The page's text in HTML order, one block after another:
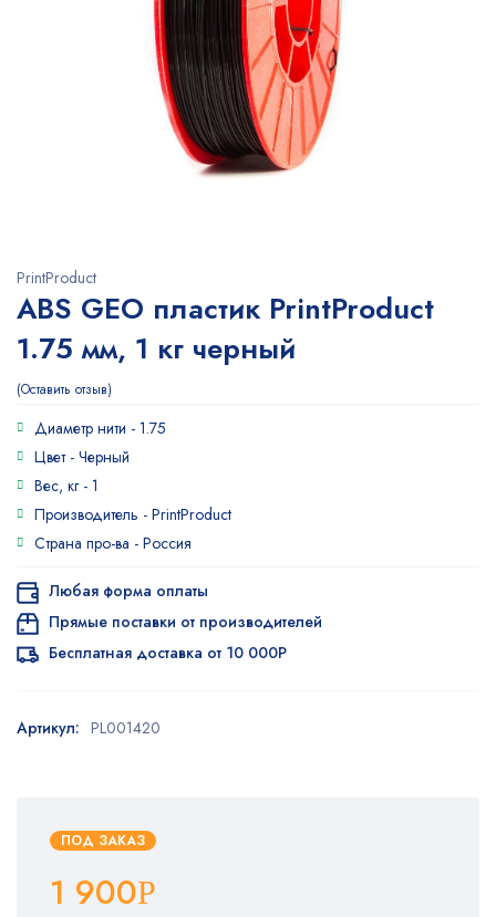
PrintProduct
ABS GEO пластик PrintProduct
1.75 мм, 1 кг черный
Оставить отзыв
Диаметр нити - 1.75
Цвет - Черный
Вес, кг - 1
Производитель - PrintProduct
Страна про-ва - Россия
ПОД ЗАКАЗ
1 900Р
Любая форма оплаты
Прямые поставки от производителей
Бесплатная доставка от 10 000Р
Артикул: PL001420